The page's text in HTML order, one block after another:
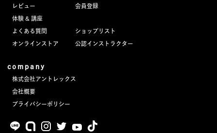
レビュー
体験 & 講座
よくある質問
オンラインストア
会員登録
ショップリスト
公認インストラクター
company
株式会社アントレックス
会社概要
プライバシーポリシー